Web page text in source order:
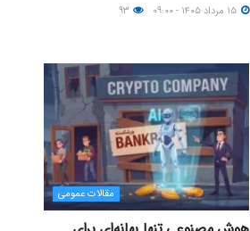
مقالات عمومی